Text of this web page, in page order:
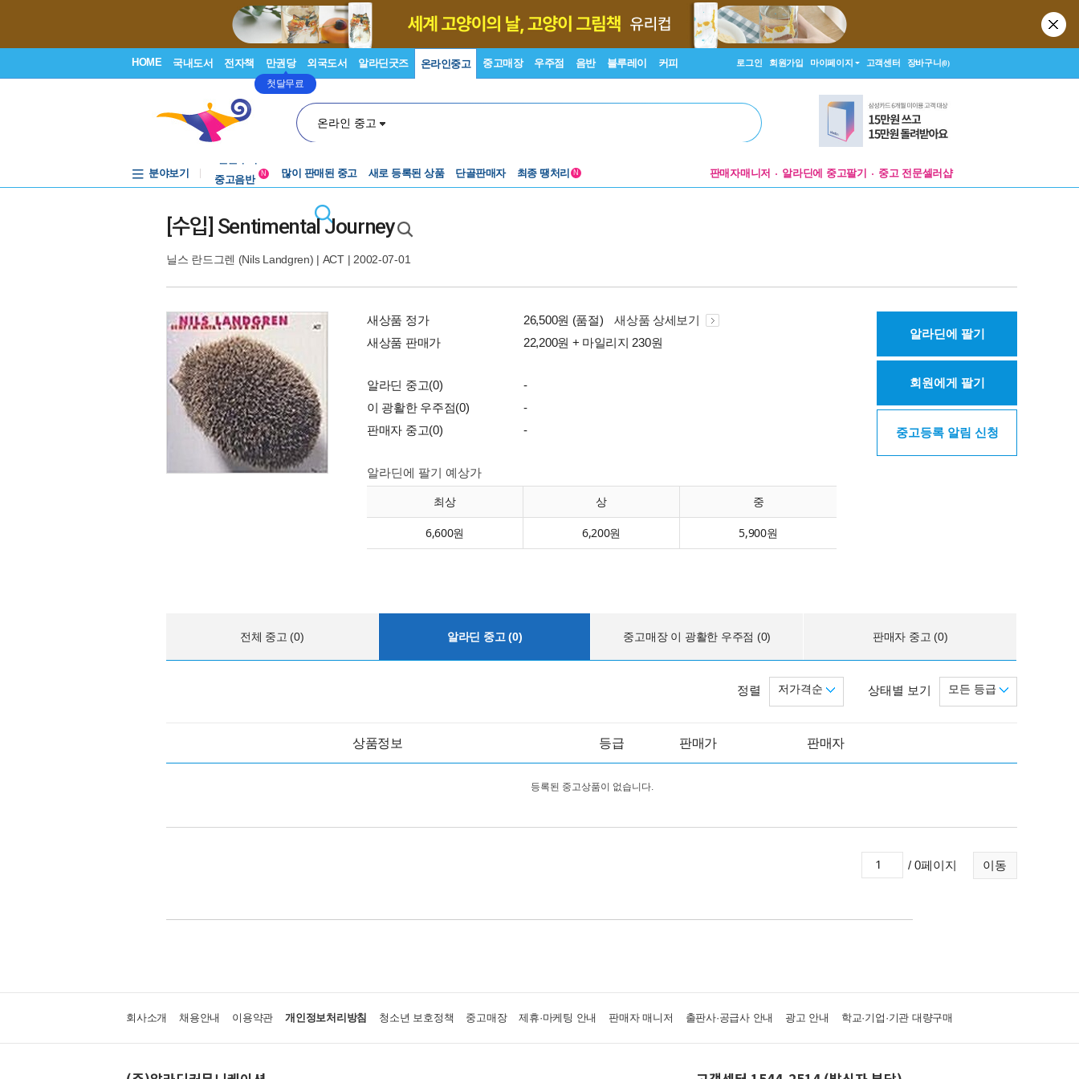
HOME 국내도서 전자책 만권당
첫달무료
외국도서 알라딘굿즈 온라인중고 중고매장 우주점 음반 블루레이 커피 로그인 회원가입 마이페이지 고객센터 장바구니(0)
온라인 중고
분야보기
중고음반
N 많이 판매된 중고 새로 등록된 상품 단골판매자 최종 땡처리 N 판매자매니저 알라딘에 중고팔기 중고 전문셀러샵
[수입] Sentimental Journey
닐스 란드그렌 (Nils Landgren) | ACT| 2002-07-01
새상품 정가 26,500원 (품절)
새상품 상세보기
새상품 판매가
22,200원 + 마일리지 230원
알라딘 중고(0)
-
이 광활한 우주점(0)
-
판매자 중고(0)
-
알라딘에 팔기 예상가
최상 상 중
6,600원 6,200원 5,900원
알라딘에 팔기
회원에게 팔기
중고등록 알림 신청
전체 중고 (0) 알라딘 중고 (0) 중고매장 이 광활한 우주점 (0) 판매자 중고 (0)
상태별 보기 모든 등급
정렬 저가격순
상품정보 등급 판매가 판매자
등록된 중고상품이 없습니다.
이동
/ 0페이지
회사소개 채용안내 이용약관 개인정보처리방침 청소년 보호정책 중고매장 제휴·마케팅 안내 판매자 매니저 출판사·공급사 안내 광고 안내 학교·기업·기관 대량구매